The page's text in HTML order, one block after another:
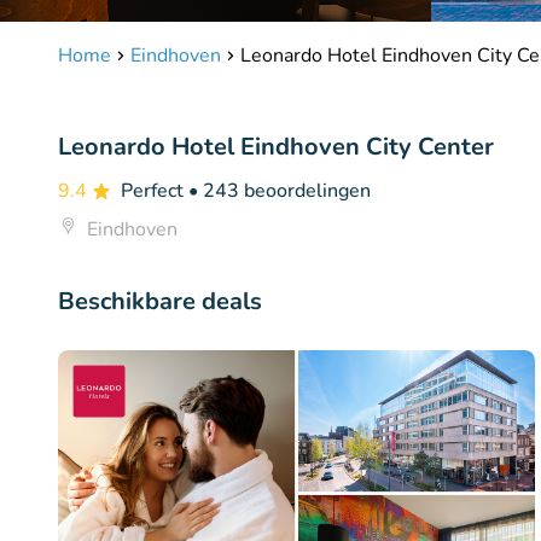
Home Eindhoven Leonardo Hotel Eindhoven City
Leonardo Hotel Eindhoven City Center
9.4 Perfect • 243 beoordelingen
Eindhoven
Beschikbare deals